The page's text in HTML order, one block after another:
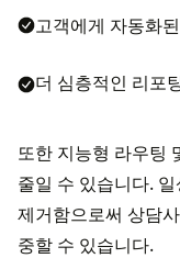
고객에게 자동화
더 심층적인 리포
또한 지능형 라우팅
줄일 수 있습니다.
제거함으로써 상담
중할 수 있습니다.